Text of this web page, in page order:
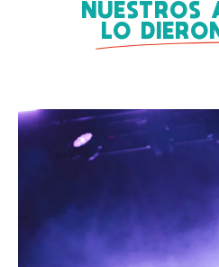
NUESTROS
LO